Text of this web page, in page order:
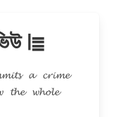
∣≣
𝓪 𝓬𝓻𝓲𝓶𝓮
𝓽𝓱𝓮 𝔀𝓱𝓸𝓵𝓮